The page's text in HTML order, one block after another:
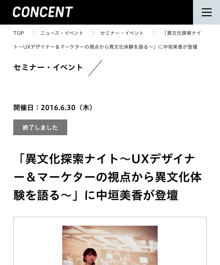
TOP ニュース・イベント セミナー・イベント 「異文化探索ナイ
ト〜UXデザイナー＆マーケターの視点から異文化体験を語る〜」に中垣美香が登壇
セミナー・イベント
開催日：2016.6.30（木）
終了しました
「異文化探索ナイト〜UXデザイナ
ー＆マーケターの視点から異文化体
験を語る〜」に中垣美香が登壇